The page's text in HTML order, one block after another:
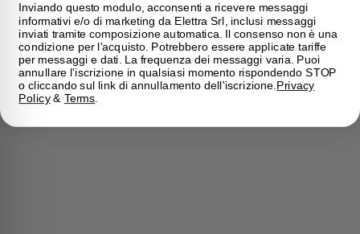
Inviando questo modulo, acconsenti a ricevere messaggi
informativi e/o di marketing da Elettra Srl, inclusi messaggi
inviati tramite composizione automatica. Il consenso non è una
condizione per l'acquisto. Potrebbero essere applicate tariffe
per messaggi e dati. La frequenza dei messaggi varia. Puoi
annullare l'iscrizione in qualsiasi momento rispondendo STOP
o cliccando sul link di annullamento dell'iscrizione. Privacy
Policy& Terms